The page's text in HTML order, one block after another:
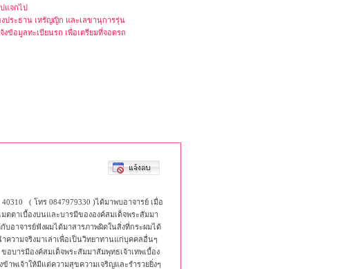
แจกไป
ประธาน เหรัญญิก และเลขานุการรุ่น
ข้อมูลทะเบียนรถ เพื่อเตรียมที่จอดรถ
( โทร 0847979330 )ได้มาพบอาจารย์ เมื่อ
ตตาเบื้องบนและบารมีขององค์สมเด็จพระสัมมา
บอาจารย์ฟังผมได้มาสารภาพผิดในสิ่งที่กระผมได้
ความจริงมาเล่าเพื่อเป็นวิทยาทานแก่บุคคลอื่นๆ
ารมีองค์สมเด็จพระสัมมาสัมพุทธเจ้าเทพเบื้อง
พเจ้าให้มีแต่ความสุขความเจริญและรํารวยยิ่งๆ